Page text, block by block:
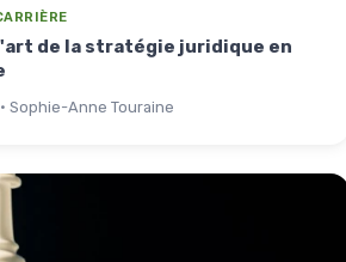
de la stratégie juridique en
Sophie-Anne Touraine